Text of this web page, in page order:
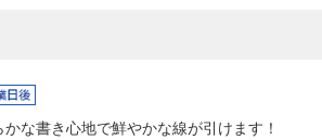
かな書き心地で鮮やかな線が引けます！